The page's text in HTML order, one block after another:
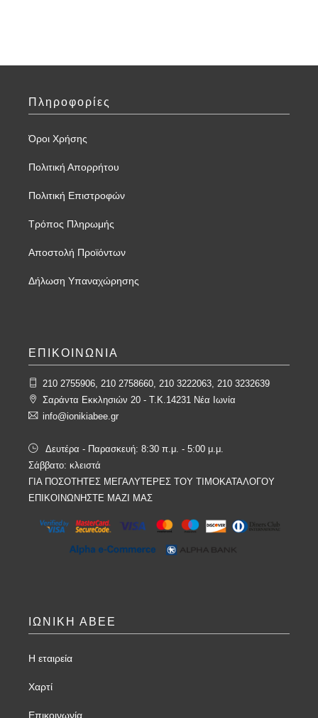
Πληροφορίες
Όροι Χρήσης
Πολιτική Απορρήτου
Πολιτική Επιστροφών
Τρόπος Πληρωμής
Αποστολή Προϊόντων
Δήλωση Υπαναχώρησης
ΕΠΙΚΟΙΝΩΝΙΑ
210 2755906, 210 2758660, 210 3222063, 210 3232639
Σαράντα Εκκλησιών 20 - T.K.14231 Νέα Ιωνία
info@ionikiabee.gr
Δευτέρα - Παρασκευή: 8:30 π.μ. - 5:00 μ.μ.
Σάββατο: κλειστά
ΓΙΑ ΠΟΣΟΤΗΤΕΣ ΜΕΓΑΛΥΤΕΡΕΣ ΤΟΥ ΤΙΜΟΚΑΤΑΛΟΓΟΥ
ΕΠΙΚΟΙΝΩΝΗΣΤΕ ΜΑΖΙ ΜΑΣ
ΙΩΝΙΚΗ ΑΒΕΕ
Η εταιρεία
Χαρτί
Επικοινωνία